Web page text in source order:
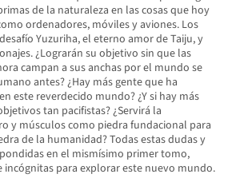
de la naturaleza en las cosas que hoy
ordenadores, móviles y aviones. Los
Yuzuriha, el eterno amor de Taiju, y
¿Lograrán su objetivo sin que las
campan a sus anchas por el mundo se
antes? ¿Hay más gente que ha
este reverdecido mundo? ¿Y si hay más
tan pacifistas? ¿Servirá la
y músculos como piedra fundacional para
de la humanidad? Todas estas dudas y
en el mismísimo primer tomo,
incógnitas para explorar este nuevo mundo.